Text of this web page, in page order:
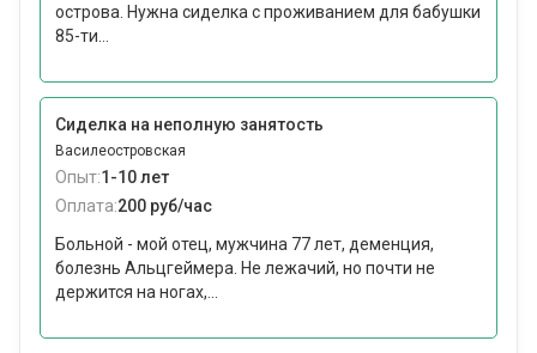
острова. Нужна сиделка с проживанием для бабушки
85-ти...
Сиделка на неполную занятость
Василеостровская
Опыт:1-10 лет
Оплата:200 руб/час
Больной - мой отец, мужчина 77 лет, деменция,
болезнь Альцгеймера. Не лежачий, но почти не
держится на ногах,...